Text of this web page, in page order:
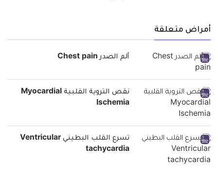
أمراض متعلقة
ألم الصدر Chest pain
نقص التروية القلبية Myocardial
Ischemia
تسرع القلب البطيني Ventricular
tachycardia